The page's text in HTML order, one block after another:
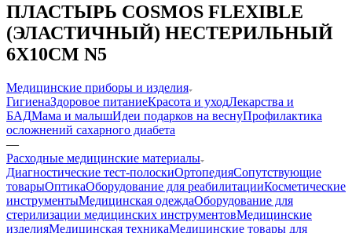
ПЛАСТЫРЬ COSMOS FLEXIBLE
(ЭЛАСТИЧНЫЙ) НЕСТЕРИЛЬНЫЙ
6Х10СМ N5
Медицинские приборы и изделия
ГигиенаЗдоровое питаниеКрасота и уходЛекарства и
БАДМама и малышИдеи подарков на веснуПрофилактика
осложнений сахарного диабета
—
Расходные медицинские материалы
Диагностические тест-полоскиОртопедияСопутствующие
товарыОптикаОборудование для реабилитацииКосметические
инструментыМедицинская одеждаОборудование для
стерилизации медицинских инструментовМедицинские
изделияМедицинская техникаМедицинские товары для